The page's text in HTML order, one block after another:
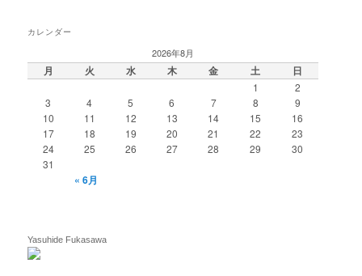
カレンダー
2026年8月
月 火 水 木 金 土 日
1
2
3
4 5 6 7 8
9
10
11 12 13 14 15
16
17
18 19 20 21 22
23
24
25 26 27 28 29
30
31
« 6月
Yasuhide Fukasawa